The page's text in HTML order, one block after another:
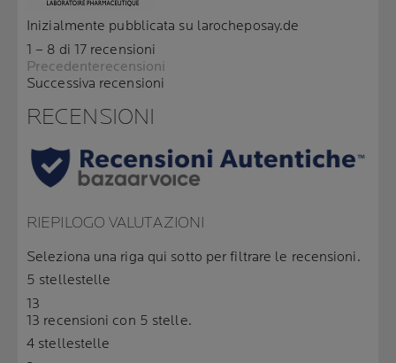
Inizialmente pubblicata su larocheposay.de
1 – 8 di 17 recensioni
Precedenterecensioni
Successiva recensioni
RECENSIONI
RIEPILOGO VALUTAZIONI
Seleziona una riga qui sotto per filtrare le recensioni.
5 stellestelle
13
13 recensioni con 5 stelle.
4 stellestelle